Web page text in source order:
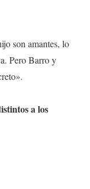
son amantes, lo
Pero Barro y
a los